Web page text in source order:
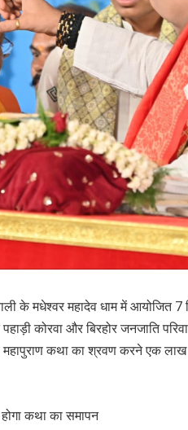
के मधेश्वर महादेव धाम में आयोजित 7
कोरवा और बिरहोर जनजाति
कथा का श्रवण करने एक